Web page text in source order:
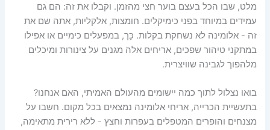
מלט, שבו הכל בעצם בוער חצי מהזמן. וקבלו את זה: הם גם
עמידים במיוחד בפני כימיקלים. חומצות, אלקליות, אתה שם את
זה - אלומינה לא נשחקת בקלות. כָּך, במפעלים כימיים או אפילו
במתקני טיהור שפכים, אריחים אלה מגנים על צינורות ומיכלים
מלהפוך לגבינה שוויצרית.
בואו נצלול לתוך כמה יישומים מהעולם האמיתי, האם אנחנו?
בתעשיית הכרייה, אריחי אלומינה נמצאים בכל מקום. חשבו על
מצנחים והופרים המטפלים בעפרות וחצץ - ללא רירית מתאימה,